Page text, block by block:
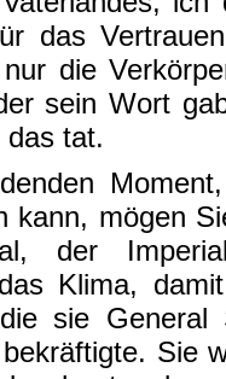
das
die
sein Wort
das tat.
kann, mögen
der
Klima,
sie General
Sie